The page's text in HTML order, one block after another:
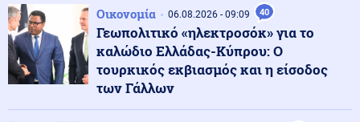
Επιβεβαιώνεται η ανοδική τάση της AfD στη Γερμανία:
Στο 28% ανέβηκε, βυθίζεται η δημοτικότητα του Μερτς
Κόσμος 06.08.2026 - 23:07
Ξεκινά δελτίο νερού στο Πουέρτο Ρίκο λόγω της
ξηρασίας
Οικονομία 06.08.2026 - 09:09 40
Γεωπολιτικό «ηλεκτροσόκ» για το
καλώδιο Ελλάδας-Κύπρου: Ο
τουρκικός εκβιασμός και η είσοδος
των Γάλλων